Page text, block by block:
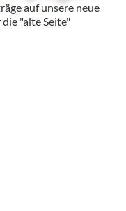
auf unsere neue
"alte Seite"